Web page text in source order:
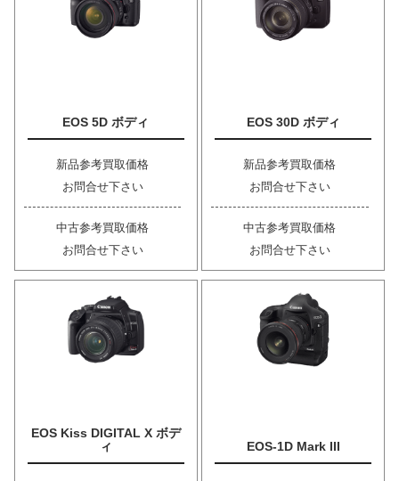
EOS 5D ボディ
新品参考買取価格
お問合せ下さい
中古参考買取価格
お問合せ下さい
EOS 30D ボディ
新品参考買取価格
お問合せ下さい
中古参考買取価格
お問合せ下さい
EOS Kiss DIGITAL X ボデ
ィ
EOS-1D Mark III